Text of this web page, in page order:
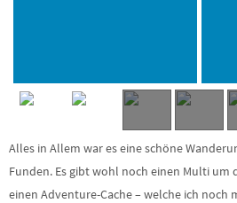
Alles in Allem war es eine schöne
Funden. Es gibt wohl noch einen Multi um
einen Adventure-Cache – welche ich noch